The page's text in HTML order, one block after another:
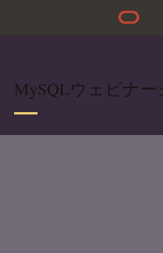
MySQLウェビナ